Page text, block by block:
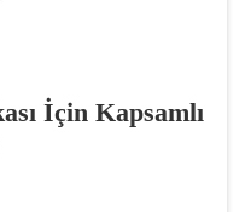
İçin Kapsamlı